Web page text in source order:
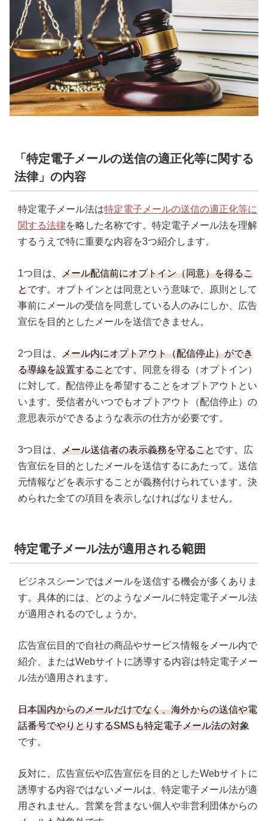
「特定電子メールの送信の適正化等に関する
法律」の内容
特定電子メール法は特定電子メールの送信の適正化等に
関する法律を略した名称です。特定電子メール法を理解
するうえで特に重要な内容を3つ紹介します。
1つ目は、 メール配信前にオプトイン（同意）を得るこ
とです。オプトインとは同意という意味で、原則として
事前にメールの受信を同意している人のみにしか、広告
宣伝を目的としたメールを送信できません。
2つ目は、 メール内にオプトアウト（配信停止）ができ
る導線を設置することです。同意を得る（オプトイン）
に対して、配信停止を希望することをオプトアウトとい
います。受信者がいつでもオプトアウト（配信停止）の
意思表示ができるような表示の仕方が必要です。
3つ目は、 メール送信者の表示義務を守ることです。広
告宣伝を目的としたメールを送信するにあたって、送信
元情報などを表示することが義務付けられています。決
められた全ての項目を表示しなければなりません。
特定電子メール法が適用される範囲
ビジネスシーンではメールを送信する機会が多くありま
す。具体的には、どのようなメールに特定電子メール法
が適用されるのでしょうか。
広告宣伝目的で自社の商品やサービス情報をメール内で
紹介、またはWebサイトに誘導する内容は特定電子メー
ル法が適用されます。
日本国内からのメールだけでなく、海外からの送信や電
話番号でやりとりするSMSも特定電子メール法の対象
です。
反対に、広告宣伝や広告宣伝を目的としたWebサイトに
誘導する内容ではないメールは、特定電子メール法が適
用されません。営業を営まない個人や非営利団体からの